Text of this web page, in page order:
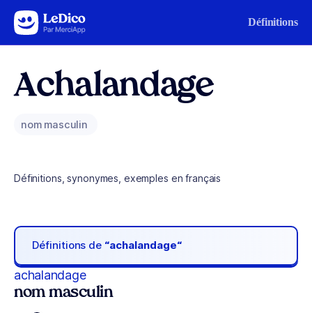
Aller au contenu Définitions
Achalandage
nom masculin
Définitions, synonymes, exemples en français
Définitions de “achalandage“
achalandage
nom masculin